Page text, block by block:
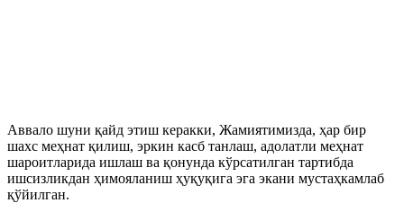
Аввало шуни қайд этиш керакки, Жамиятимизда, ҳар бир
шахс меҳнат қилиш, эркин касб танлаш, адолатли меҳнат
шароитларида ишлаш ва қонунда кўрсатилган тартибда
ишсизликдан ҳимояланиш ҳуқуқига эга экани мустаҳкамлаб
қўйилган.